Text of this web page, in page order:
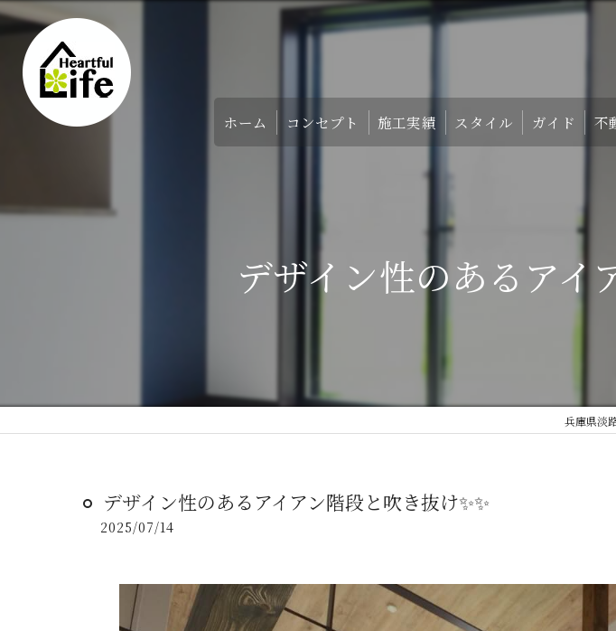
ホーム コンセプト 施工実績 スタイル
HOMA-STYLE
ガイド
失敗しない
住まいの標
不
デザイン性のあるアイ
兵庫県淡
デザイン性のあるアイアン階段と吹き抜け✨✨
2025/07/14